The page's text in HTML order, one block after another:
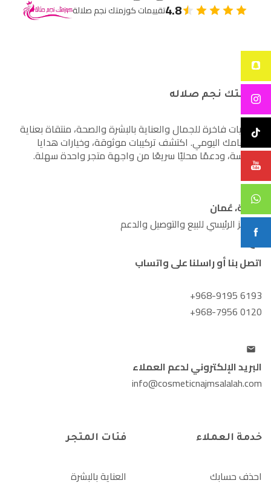
4.8تقييمات كوزمتك نجم صلالة
كوزمتك نجم صلاله
أساسيات فاخرة للجمال والعناية بالبشرة والصحة، منتقاة بعناية
لاهتمامك اليومي. اكتشف تركيبات موثوقة، وخيارات هدايا
مدروسة، ودعمًا محليًا سريعًا من واجهة متجر واحدة سهلة.
صلالة، عُمان
المركز الرئيسي للبيع والتوصيل والدعم
اتصل بنا أو راسلنا على واتساب
+968-9195 6193
+968-7956 0120
البريد الإلكتروني لدعم العملاء
info@cosmeticnajmsalalah.com
خدمة العملاء
احذف حسابك
فئات المتجر
العناية بالبشرة